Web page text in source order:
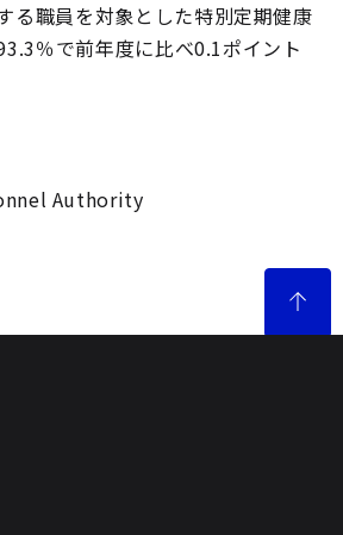
る職員を対象とした特別定期健康
％で前年度に比べ0.1ポイント
Authority